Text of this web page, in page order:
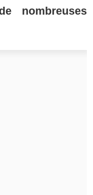
nombreuses